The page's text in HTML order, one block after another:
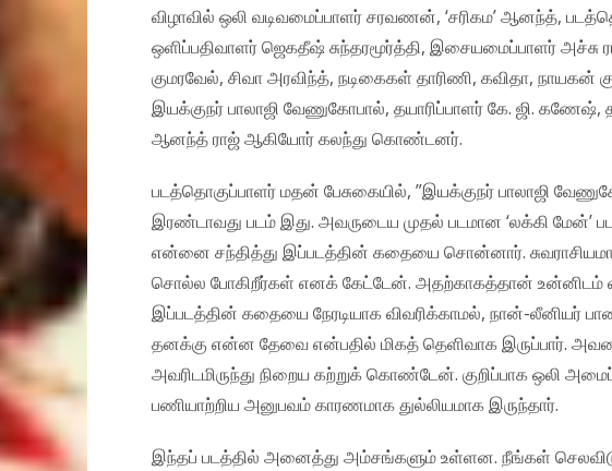
விழாவில் ஒலி வடிவமைப்பாளர் சரவணன், ‘சரிகம’ ஆனந்த்,
ஒளிப்பதிவாளர் ஜெகதீஷ் சுந்தரமூர்த்தி, இசையமைப்பாளர்
குமரவேல், சிவா அரவிந்த், நடிகைகள் தாரிணி, கவிதா, நாயகன்
இயக்குநர் பாலாஜி வேணுகோபால், தயாரிப்பாளர் கே. ஜி. கணேஷ்,
ஆனந்த் ராஜ் ஆகியோர் கலந்து கொண்டனர்.
படத்தொகுப்பாளர் மதன் பேசுகையில், ”இயக்குநர் பாலாஜி
இரண்டாவது படம் இது. அவருடைய முதல் படமான ‘லக்கி மேன்’
என்னை சந்தித்து இப்படத்தின் கதையை சொன்னார்.
சொல்ல போகிறீர்கள் எனக் கேட்டேன். அதற்காகத்தான் உன்னிடம்
இப்படத்தின் கதையை நேரடியாக விவரிக்காமல், நான்-லீனியர்
தனக்கு என்ன தேவை என்பதில் மிகத் தெளிவாக இருப்பார்.
அவரிடமிருந்து நிறைய கற்றுக் கொண்டேன். குறிப்பாக ஒலி
பணியாற்றிய அனுபவம் காரணமாக துல்லியமாக இருந்தார்.
இந்தப் படத்தில் அனைத்து அம்சங்களும் உள்ளன. நீங்கள்